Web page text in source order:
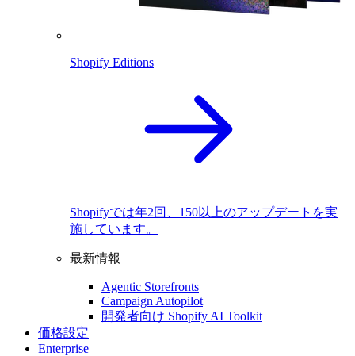
Shopify Editions
Shopifyでは年2回、150以上のアップデートを実
施しています。
最新情報
Agentic Storefronts
Campaign Autopilot
開発者向け Shopify AI Toolkit
価格設定
Enterprise